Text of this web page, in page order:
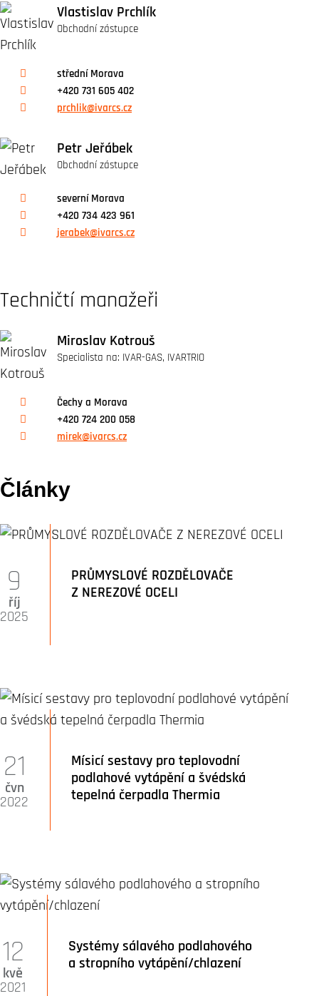
Vlastislav Prchlík
Obchodní zástupce
střední Morava
+420 731 605 402
prchlik@ivarcs.cz
Petr Jeřábek
Obchodní zástupce
severní Morava
+420 734 423 961
jerabek@ivarcs.cz
Techničtí manažeři
Miroslav Kotrouš
Specialista na: IVAR-GAS, IVARTRIO
Čechy a Morava
+420 724 200 058
mirek@ivarcs.cz
Články
PRŮMYSLOVÉ ROZDĚLOVAČE
Z NEREZOVÉ OCELI
9
říj
2025
Mísicí sestavy pro teplovodní
podlahové vytápění a švédská
tepelná čerpadla Thermia
21
čvn
2022
Systémy sálavého podlahového
a stropního vytápění/chlazení
12
kvě
2021